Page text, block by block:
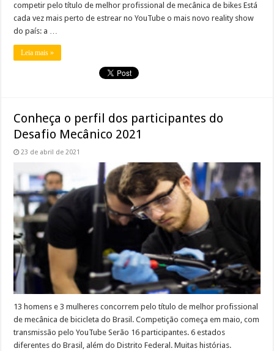
competir pelo título de melhor profissional de mecânica de bikes Está
cada vez mais perto de estrear no YouTube o mais novo reality show
do país: a …
Leia mais »
Conheça o perfil dos participantes do
Desafio Mecânico 2021
23 de abril de 2021
13 homens e 3 mulheres concorrem pelo título de melhor profissional
de mecânica de bicicleta do Brasil. Competição começa em maio, com
transmissão pelo YouTube Serão 16 participantes. 6 estados
diferentes do Brasil, além do Distrito Federal. Muitas histórias.